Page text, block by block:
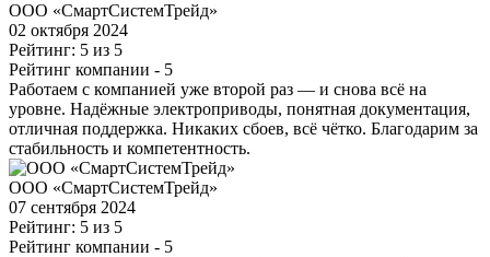
ООО «СмартСистемТрейд»
02 октября 2024
Рейтинг: 5 из 5
Рейтинг компании - 5
Работаем с компанией уже второй раз — и снова всё на
уровне. Надёжные электроприводы, понятная документация,
отличная поддержка. Никаких сбоев, всё чётко. Благодарим за
стабильность и компетентность.
ООО «СмартСистемТрейд»
07 сентября 2024
Рейтинг: 5 из 5
Рейтинг компании - 5